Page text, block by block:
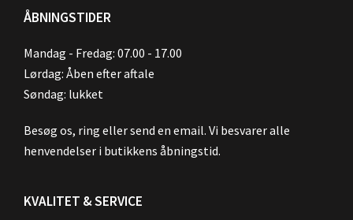
ÅBNINGSTIDER
Mandag - Fredag: 07.00 - 17.00
Lørdag: Åben efter aftale
Søndag: lukket
Besøg os, ring eller send en email. Vi besvarer alle
henvendelser i butikkens åbningstid.
KVALITET & SERVICE